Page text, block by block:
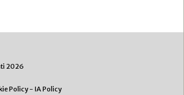
2026
Policy- IA Policy